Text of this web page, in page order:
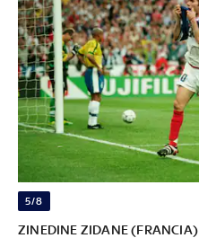
5/8
ZINEDINE ZIDANE (FRANCIA)